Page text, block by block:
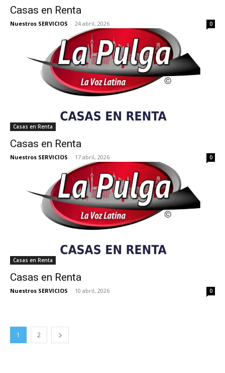
Casas en Renta
Nuestros SERVICIOS - 24 abril, 2026 0
Casas en Renta
Casas en Renta
Nuestros SERVICIOS - 17 abril, 2026 0
Casas en Renta
Casas en Renta
Nuestros SERVICIOS - 10 abril, 2026 0
1 2